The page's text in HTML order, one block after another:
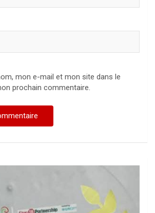
mon e-mail et mon site dans le
prochain commentaire.